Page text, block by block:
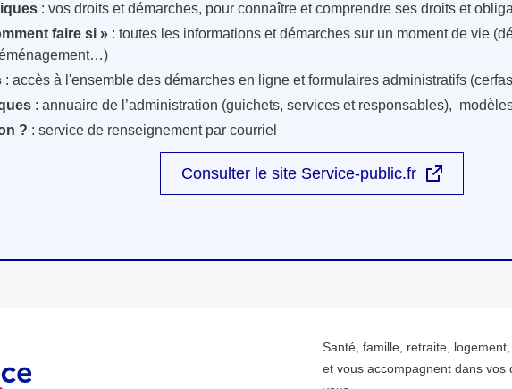
: vos droits et démarches, pour connaître et comprendre ses droits et
faire si » : toutes les informations et démarches sur un moment de vie
: accès à l'ensemble des démarches en ligne et formulaires administratifs
: annuaire de l’administration (guichets, services et responsables),
? : service de renseignement par courriel
Consulter le site Service-public.fr
Santé, famille, retraite,
et vous accompagnent dans